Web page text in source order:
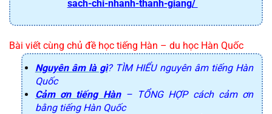
sach-chi-nhanh-thanh-giang/
Bài viết cùng chủ đề học tiếng Hàn – du học Hàn Quốc
Nguyên âm là gì? TÌM HIỂU nguyên âm tiếng Hàn
Quốc
Cảm ơn tiếng Hàn– TỔNG HỢP cách cảm ơn
bằng tiếng Hàn Quốc